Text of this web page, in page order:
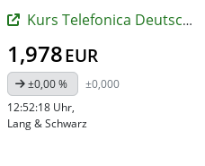
Kurs Telefonica Deutschland
1,978EUR
±0,00 %
±0,000
12:52:18 Uhr,
Lang & Schwarz